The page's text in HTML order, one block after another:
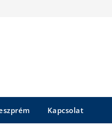
Kapcsolat